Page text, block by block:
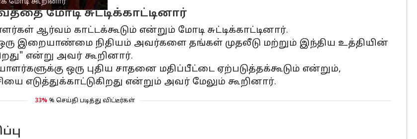
மோடி கூறினார்
மோடி சுட்டிக்காட்டினார்
ஆர்வம் காட்டக்கூடும் என்றும் மோடி சுட்டிக்காட்டினார்.
இறையாண்மை நிதியம் அவர்களை தங்கள் முதலீடு மற்றும் இந்திய உத்தியின்
என்று அவர் கூறினார்.
ஒரு புதிய சாதனை மதிப்பீட்டை ஏற்படுத்தக்கூடும் என்றும்,
எடுத்துக்காட்டுகிறது என்றும் அவர் மேலும் கூறினார்.
33% % செய்தி படித்து விட்டீர்கள்